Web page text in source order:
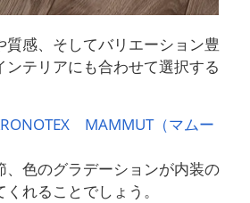
質感、そしてバリエーション豊
ンテリアにも合わせて選択する
MAMMUT（マムー
、色のグラデーションが内装の
れることでしょう。